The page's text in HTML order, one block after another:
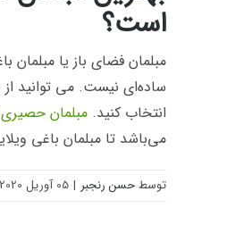
است؟
مبلمان فضای باز یا
ساده‌ای نیست. می توانید
انتخاب کنید. مبلمان
می‌باشد تا مبلمان باغی
توسطحسن رنجبر | 05 آوریل 2020